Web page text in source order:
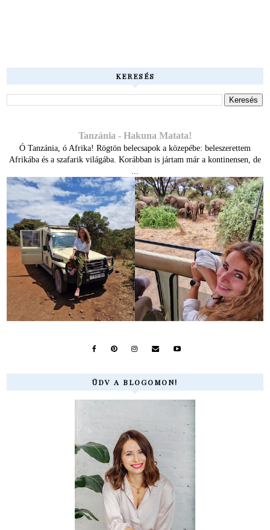
KERESÉS
Tanzánia - Hakuna Matata!
Ó Tanzánia, ó Afrika! Rögtön belecsapok a közepébe: beleszerettem
Afrikába és a szafarik világába. Korábban is jártam már a kontinensen, de
ÜDV A BLOGOMON!